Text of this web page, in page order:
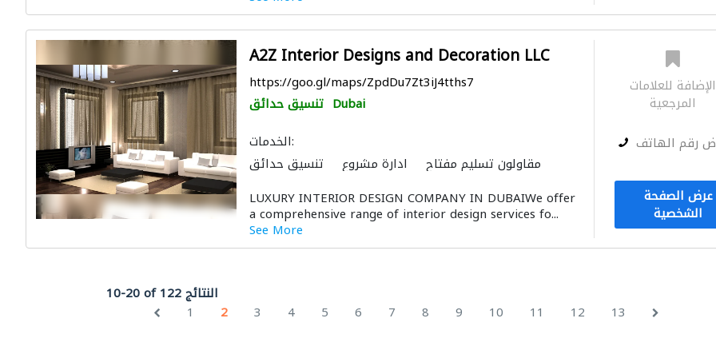
A2Z Interior Designs and Decoration LLC
https://goo.gl/maps/ZpdDu7Zt3iJ4tths7
تنسيق حدائق Dubai
الخدمات:
تنسيق حدائق
ادارة مشروع مقاولون تسليم مفتاح
LUXURY INTERIOR DESIGN COMPANY IN DUBAIWe offer
a comprehensive range of interior design services fo...
See More
الإضافة للعلامات
المرجعية
رقم الهاتف
عرض الصفحة
الشخصية
10-20 of 122 النتائج
1
2 3 4 5 6 7 8 9 10 11 12 13